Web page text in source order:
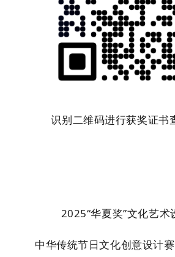
识别二维码进行获奖证书
2025“华夏奖”文化艺术
中华传统节日文化创意设计赛